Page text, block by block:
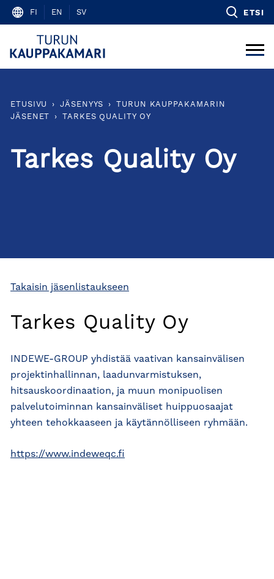
Skip
content
FI EN SV ETSI
ETUSIVU › JÄSENYYS ›
TURUN KAUPPAKAMARIN
JÄSENET
› TARKES QUALITY OY
Tarkes Quality Oy
Takaisin jäsenlistaukseen
Tarkes Quality Oy
INDEWE-GROUP yhdistää vaativan kansainvälisen
projektinhallinnan, laadunvarmistuksen,
hitsauskoordinaation, ja muun monipuolisen
palvelutoiminnan kansainväliset huippuosaajat
yhteen tehokkaaseen ja käytännölliseen ryhmään.
https://www.indeweqc.fi